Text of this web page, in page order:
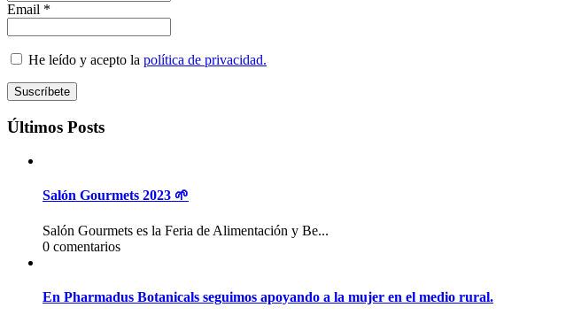
Email *
He leído y acepto la política de privacidad.
Últimos Posts
Salón Gourmets 2023 🌱
Salón Gourmets es la Feria de Alimentación y Be...
0 comentarios
En Pharmadus Botanicals seguimos apoyando a la mujer en el medio rural.